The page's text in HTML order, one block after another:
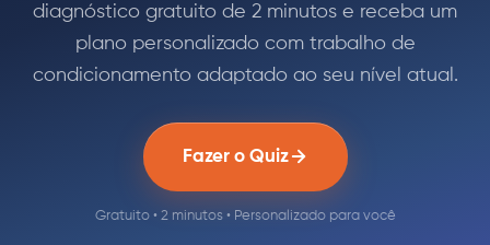
diagnóstico gratuito de 2 minutos e receba um
plano personalizado com trabalho de
condicionamento adaptado ao seu nível atual.
Fazer o Quiz
Gratuito • 2 minutos • Personalizado para você